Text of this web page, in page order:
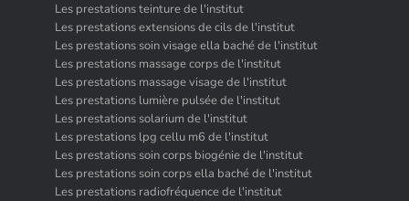
Les prestations teinture de l'institut
Les prestations extensions de cils de l'institut
Les prestations soin visage ella baché de l'institut
Les prestations massage corps de l'institut
Les prestations massage visage de l'institut
Les prestations lumière pulsée de l'institut
Les prestations solarium de l'institut
Les prestations lpg cellu m6 de l'institut
Les prestations soin corps biogénie de l'institut
Les prestations soin corps ella baché de l'institut
Les prestations radiofréquence de l'institut